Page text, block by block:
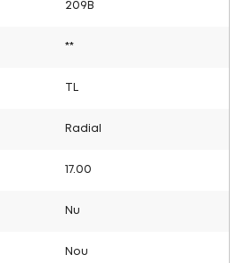
209B
**
Radial
17.00
Nu
Nou